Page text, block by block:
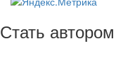
Стать